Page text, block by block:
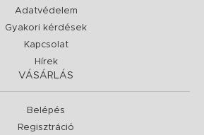
Adatvédelem
Gyakori kérdések
Kapcsolat
Hírek
VÁSÁRLÁS
Belépés
Regisztráció